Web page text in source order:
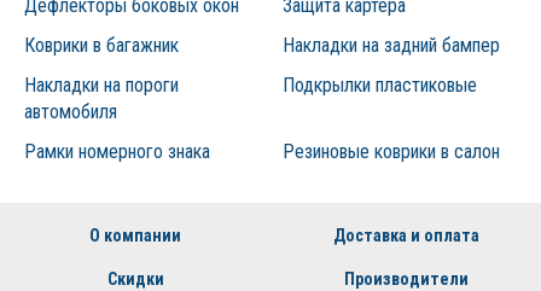
Дефлекторы боковых окон
Защита картера
Коврики в багажник
Накладки на задний бампер
Накладки на пороги
автомобиля
Подкрылки пластиковые
Рамки номерного знака Резиновые коврики в салон
О компании Доставка и оплата
Скидки Производители